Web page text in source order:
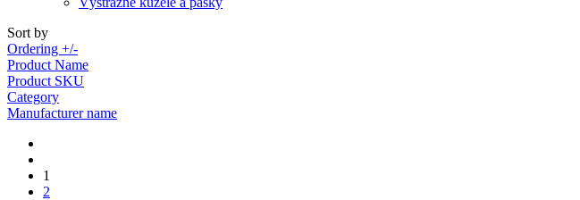
Sort by
Ordering +/-
Product Name
Product SKU
Category
Manufacturer name
1
2